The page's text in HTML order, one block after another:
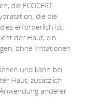
die ECOCERT-
die die
erforderlich ist.
der Haut, ein
ohne Irritationen
und kann bei
Haut, zusätzlich
anderer